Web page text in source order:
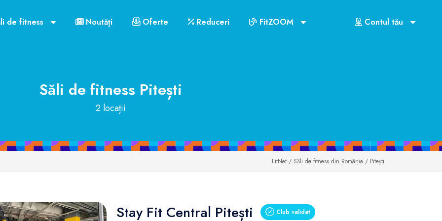
de fitness Noutăți Oferte Reduceri FitZOOM Contul tău
Săli de fitness Pitești
2 locații
FitNet / Săli de fitness din România / Pitești
Stay Fit Central Pitești Club validat